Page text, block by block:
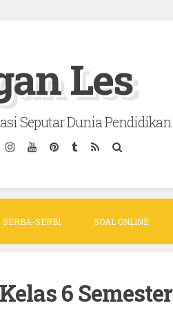
Les
Seputar Dunia Pendidikan
SERBA-SERBI SOAL ONLINE
6 Semester